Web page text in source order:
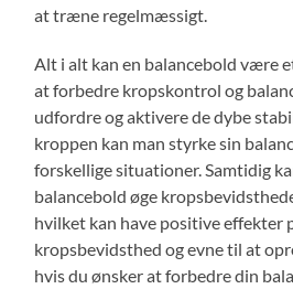
at træne regelmæssigt.
Alt i alt kan en balancebold være
at forbedre kropskontrol og
udfordre og aktivere de dybe
kroppen kan man styrke sin
forskellige situationer. Samtidig
balancebold øge
hvilket kan have positive effekter
kropsbevidsthed og evne til at
hvis du ønsker at forbedre din